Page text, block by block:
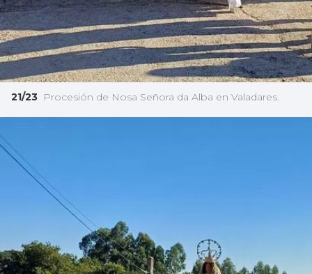
21/23 Procesión de Nosa Señora da Alba en Valadares.